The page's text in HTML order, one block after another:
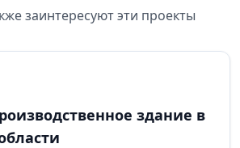
заинтересуют эти проекты
здание в